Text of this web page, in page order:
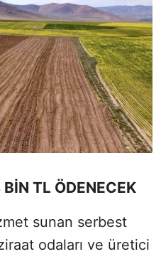
TL ÖDENECEK
sunan serbest
odaları ve üretici